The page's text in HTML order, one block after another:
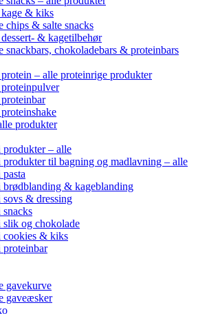
kage & kiks
chips & salte snacks
& kagetilbehør
snackbars, chokoladebars & proteinbars
– alle proteinrige produkter
produkter
– alle
til bagning og madlavning – alle
& kageblanding
& dressing
og chokolade
cookies & kiks
gavekurve
gaveæsker